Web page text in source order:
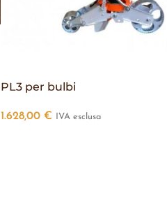
PL3 per bulbi
1.628,00 € IVA esclusa